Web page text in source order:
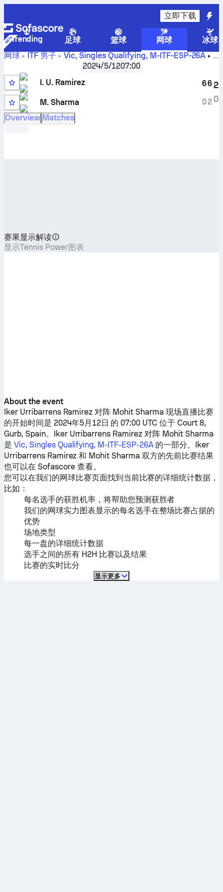
立即下载
Trending 足球 篮球 网球
冰球
网球
ITF 男子
Vic, Singles Qualifying, M-ITF-ESP-26A
Iker Urribarrens Ramirez对阵Mohit Sharma
H2H 结果
2024/5/1207:00
I. U. Ramirez
M. Sharma
6
0
6
2
2
0
Overview Matches
赛果显示解读
显示Tennis Power图表
About the event
Iker Urribarrens Ramirez 对阵 Mohit Sharma 现场直播比赛
的开始时间是 2024年5月12日 的 07:00 UTC 位于 Court 8,
Gurb, Spain。 Iker Urribarrens Ramirez 对阵 Mohit Sharma
是 Vic, Singles Qualifying, M-ITF-ESP-26A的一部分。 Iker
Urribarrens Ramirez 和 Mohit Sharma 双方的先前比赛结果
也可以在 Sofascore 查看。
您可以在我们的网球比赛页面找到当前比赛的详细统计数据，
比如：
每名选手的获胜机率，将帮助您预测获胜者
我们的网球实力图表显示的每名选手在整场比赛占据的
优势
场地类型
每一盘的详细统计数据
选手之间的所有 H2H 比赛以及结果
比赛的实时比分
显示更多